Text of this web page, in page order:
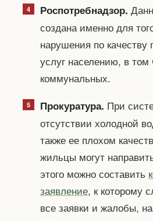
Роспотребнадзор.
создана именно для
нарушения по качеству
услуг населению, в том
коммунальных.
Прокуратура. При
отсутствии холодной
также ее плохом
жильцы могут
этого можно составить
заявление, к которому
все заявки и жалобы,